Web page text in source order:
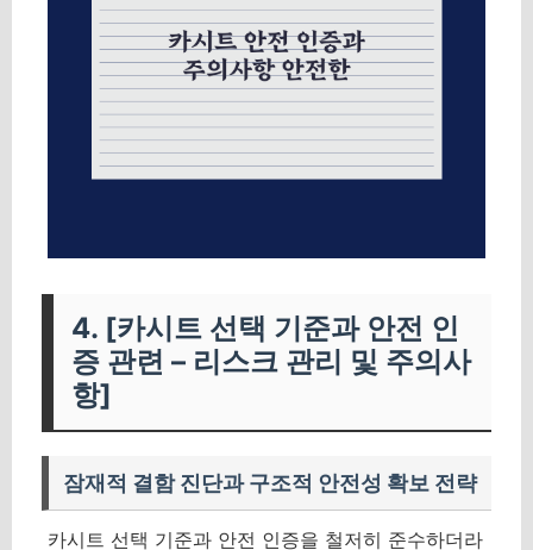
4. [카시트 선택 기준과 안전 인
증 관련 – 리스크 관리 및 주의사
항]
잠재적 결함 진단과 구조적 안전성 확보 전략
카시트 선택 기준과 안전 인증을 철저히 준수하더라